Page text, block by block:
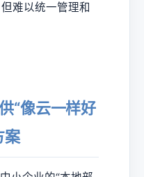
难以统一管理和
“像云一样好
案